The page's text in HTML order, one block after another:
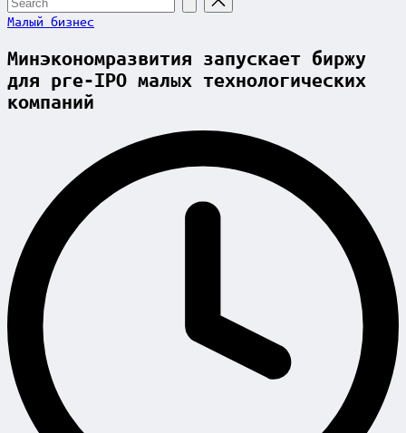
for:
Posted
Малый бизнес
Минэкономразвития запускает биржу
для pre-IPO малых технологических
компаний